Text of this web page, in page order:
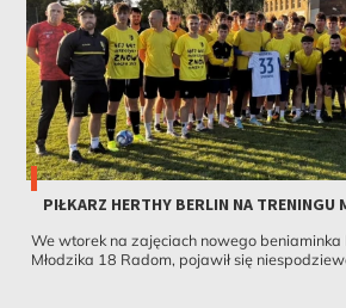
PIŁKARZ HERTHY BERLIN NA TRENINGU
We wtorek na zajęciach nowego
Młodzika 18 Radom, pojawił się